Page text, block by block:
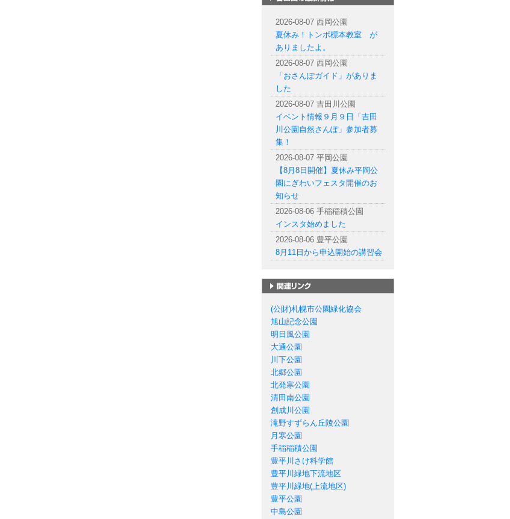
2026-08-07 西岡公園
夏休み！トンボ標本教室 が
ありましたよ。
2026-08-07 西岡公園
「おさんぽガイド」がありま
した
2026-08-07 吉田川公園
イベント情報９月９日「吉田
川公園自然さんぽ」参加者募
集！
2026-08-07 平岡公園
【8月8日開催】夏休み平岡公
園にぎわいフェスタ開催のお
知らせ
2026-08-06 手稲稲積公園
インスタ始めました
2026-08-06 豊平公園
8月11日から申込開始の講習会
(公財)札幌市公園緑化協会
旭山記念公園
明日風公園
大通公園
川下公園
北郷公園
北発寒公園
清田南公園
創成川公園
滝野すずらん丘陵公園
月寒公園
手稲稲積公園
豊平川さけ科学館
豊平川緑地下流地区
豊平川緑地(上流地区)
豊平公園
中島公園